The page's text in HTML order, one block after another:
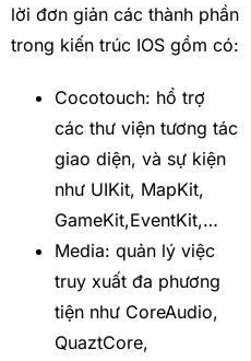
lời đơn giản các thành phần
trong kiến trúc IOS gồm có:
Cocotouch: hổ trợ
các thư viện tương tác
giao diện, và sự kiện
như UIKit, MapKit,
GameKit,EventKit,…
Media: quản lý việc
truy xuất đa phương
tiện như CoreAudio,
QuaztCore,